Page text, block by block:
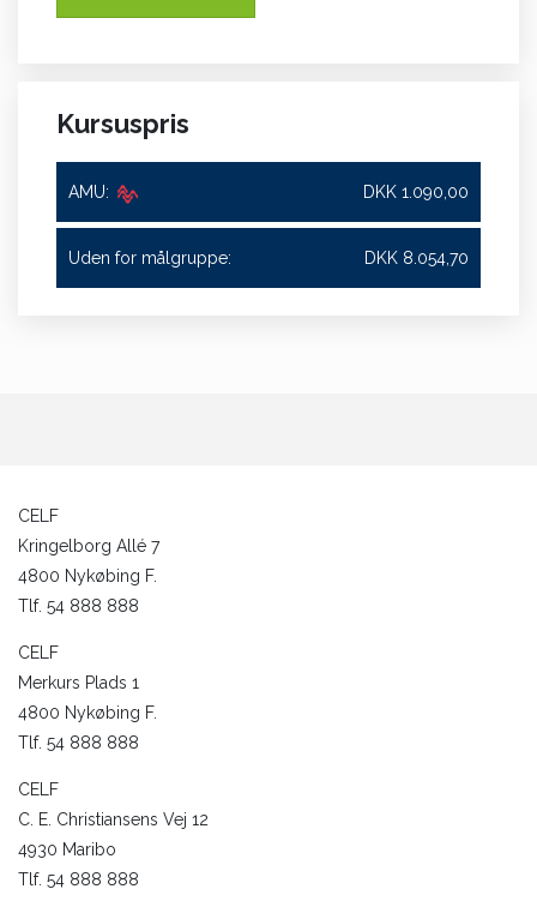
Kursuspris
AMU: DKK 1.090,00
Uden for målgruppe: DKK 8.054,70
CELF
Kringelborg Allé 7
4800 Nykøbing F.
Tlf. 54 888 888
CELF
Merkurs Plads 1
4800 Nykøbing F.
Tlf. 54 888 888
CELF
C. E. Christiansens Vej 12
4930 Maribo
Tlf. 54 888 888